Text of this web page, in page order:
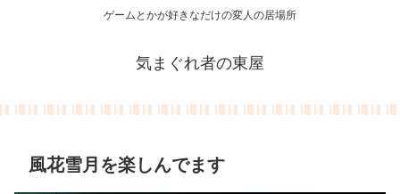
ゲームとかが好きなだけの変人の居場所
気まぐれ者の東屋
風花雪月を楽しんでます